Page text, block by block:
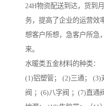
24H物资配送到达，货到
务，提高了企业的运营效
想客户所想，急客户所急
来。
水暖类五金材料的种类：
(1)铝塑管； (2)三通；
阀 ；(6)八字阀 ；(7)直通